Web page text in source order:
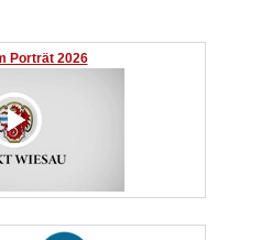
Porträt 2026